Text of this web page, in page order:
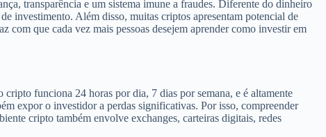
transparência e um sistema imune a fraudes. Diferente do dinheiro
investimento. Além disso, muitas criptos apresentam potencial de
que cada vez mais pessoas desejem aprender como investir em
funciona 24 horas por dia, 7 dias por semana, e é altamente
expor o investidor a perdas significativas. Por isso, compreender
cripto também envolve exchanges, carteiras digitais, redes